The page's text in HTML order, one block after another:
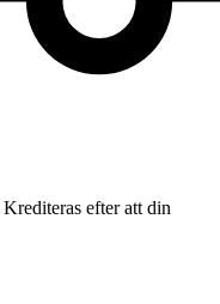
Krediteras efter att din